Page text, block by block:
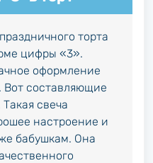
торта
цифры «3».
оформление
Вот составляющие
свеча
настроение и
бабушкам. Она